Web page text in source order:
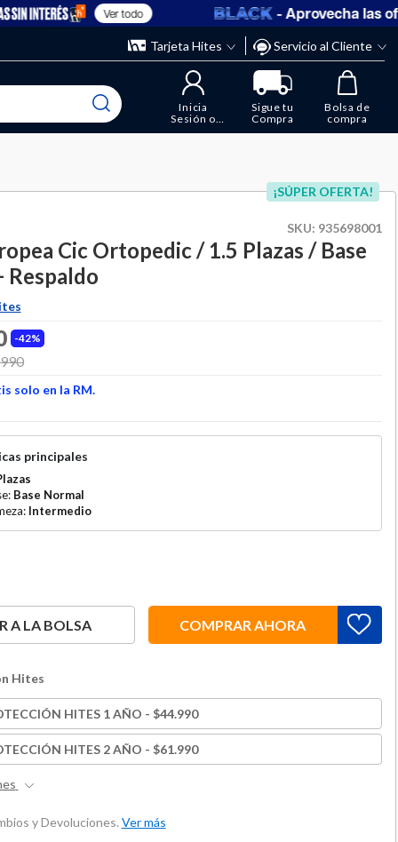
Ver todo - Aprovecha las
Servicio al Cliente
Tarjeta Hites
Inicia
Sesión o
Regístrate
Sigue tu
Compra
Bolsa de
compra
y elimina los que ya no necesitas.
¡SÚPER OFERTA!
SKU: 935698001
Cic Ortopedic / 1.5 Plazas / Base
Respaldo
42%
to
solo en la RM.
principales
Base Normal
Intermedio
A LA BOLSA COMPRAR AHORA
Hites
HITES 1 AÑO - $44.990
HITES 2 AÑO - $61.990
y Devoluciones. Ver más